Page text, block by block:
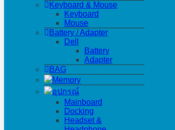
Keyboard & Mouse
Keyboard
Mouse
Battery / Adapter
Dell
Battery
Adapter
BAG
Memory
อุปกรณ์
Mainboard
Docking
Headset &